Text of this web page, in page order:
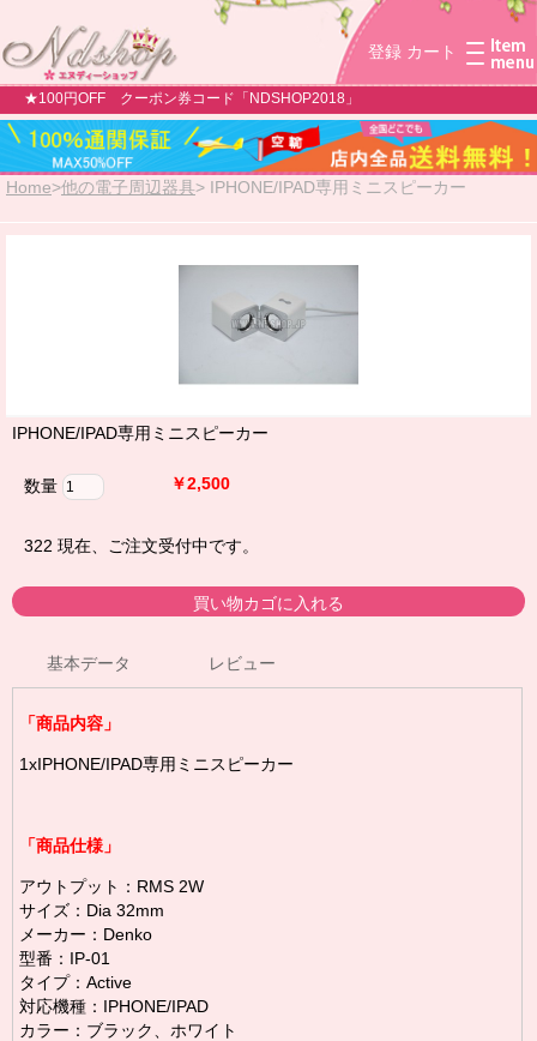
登録 カート
★100円OFF クーポン券コード「NDSHOP2018」
Home>他の電子周辺器具> IPHONE/IPAD専用ミニスピーカー
IPHONE/IPAD専用ミニスピーカー
数量 ￥2,500
322 現在、ご注文受付中です。
基本データ レビュー
「商品内容」
1xIPHONE/IPAD専用ミニスピーカー
「商品仕様」
アウトプット：RMS 2W
サイズ：Dia 32mm
メーカー：Denko
型番：IP-01
タイプ：Active
対応機種：IPHONE/IPAD
カラー：ブラック、ホワイト